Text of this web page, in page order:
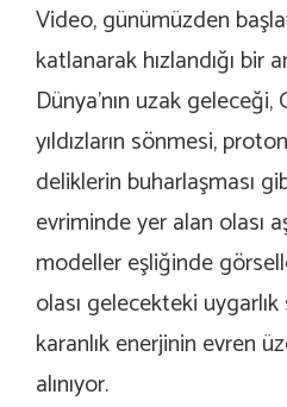
Video, günümüzden
katlanarak hızlandığı bir
Dünya’nın uzak geleceği,
yıldızların sönmesi,
deliklerin buharlaşması
evriminde yer alan olası
modeller eşliğinde
olası gelecekteki
karanlık enerjinin evren
alınıyor.